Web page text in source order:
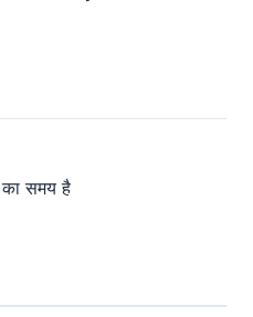
का समय है